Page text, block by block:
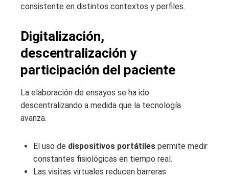
consistente en distintos contextos y perfiles.
Digitalización,
descentralización y
participación del paciente
La elaboración de ensayos se ha ido
descentralizando a medida que la tecnología
avanza.
El uso de dispositivos portátiles permite medir
constantes fisiológicas en tiempo real.
Las visitas virtuales reducen barreras